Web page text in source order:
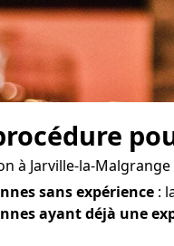
à Jarville-la-
sans expérience :
ayant déjà une